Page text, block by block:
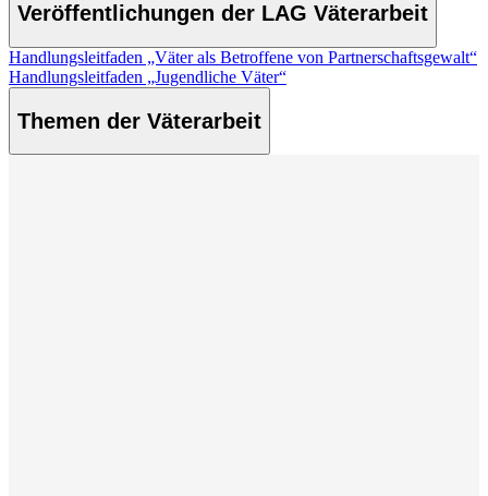
Veröffentlichungen der LAG Väterarbeit
Handlungsleitfaden „Väter als Betroffene von Partnerschaftsgewalt“
Handlungsleitfaden „Jugendliche Väter“
Themen der Väterarbeit